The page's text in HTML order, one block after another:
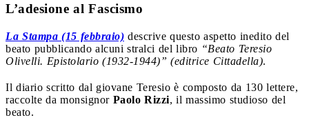
L’adesione al Fascismo
La Stampa (15 febbraio) descrive questo aspetto inedito del
beato pubblicando alcuni stralci del libro “Beato Teresio
Olivelli. Epistolario (1932-1944)” (editrice Cittadella).
Il diario scritto dal giovane Teresio è composto da 130 lettere,
raccolte da monsignor Paolo Rizzi, il massimo studioso del
beato.